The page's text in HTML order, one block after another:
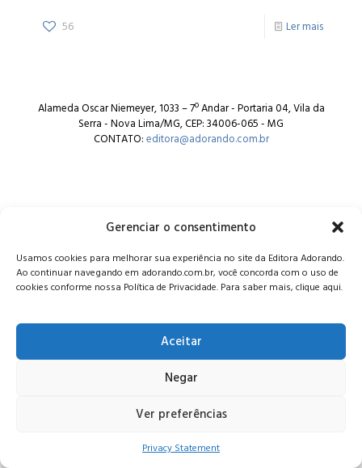
Gerenciar o consentimento
Usamos cookies para melhorar sua experiência no site da Editora Adorando.
Ao continuar navegando em adorando.com.br, você concorda com o uso de
cookies conforme nossa Política de Privacidade. Para saber mais, clique aqui.
Aceitar
Negar
Ver preferências
Privacy Statement
56 Ler mais
Alameda Oscar Niemeyer, 1033 – 7º Andar - Portaria 04, Vila da
Serra - Nova Lima/MG, CEP: 34006-065 - MG
CONTATO:editora@adorando.com.br
© Editora Adorando 2026. Todos os direitos reservados.
Consulte nossapolítica de privacidade.